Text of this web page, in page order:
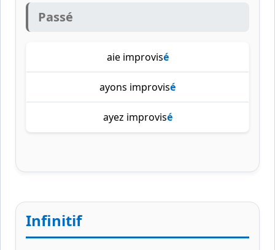
Passé
aie improvisé
ayons improvisé
ayez improvisé
Infinitif